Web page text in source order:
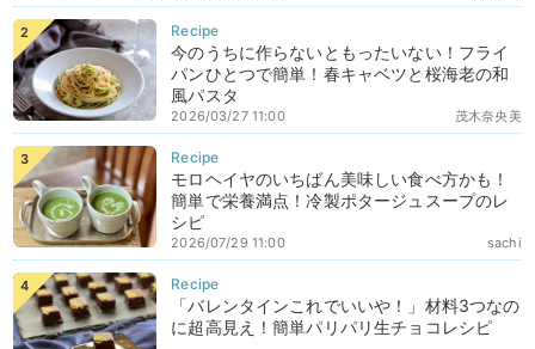
今のうちに作らないともったいない！フライ
パンひとつで簡単！春キャベツと桜海老の和
風パスタ
茂木奈央美
2026/03/27 11:00
モロヘイヤのいちばん美味しい食べ方かも！
簡単で栄養満点！冷製ポタージュスープのレ
シピ
sachi
2026/07/29 11:00
「バレンタインこれでいいや！」材料3つなの
に超高見え！簡単パリパリ生チョコレシピ